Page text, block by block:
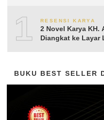
10RESENSI KARYA
2 Novel Karya KH.
Diangkat ke Layar
BUKU BEST SELLER